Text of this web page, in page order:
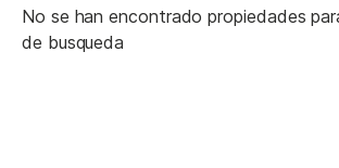
No se han encontrado propiedades
de busqueda